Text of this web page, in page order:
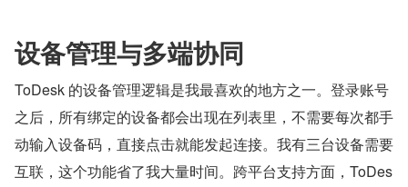
设备管理与多端协同
ToDesk 的设备管理逻辑是我最喜欢的地方之一。登录账号
之后，所有绑定的设备都会出现在列表里，不需要每次都手
动输入设备码，直接点击就能发起连接。我有三台设备需要
互联，这个功能省了我大量时间。跨平台支持方面，ToDes